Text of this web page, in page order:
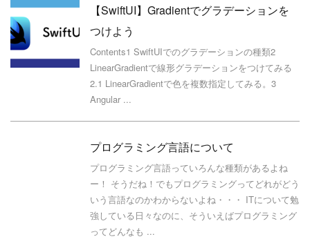
【SwiftUI】Gradientでグラデーションを
つけよう
Contents1 SwiftUIでのグラデーションの種類2
LinearGradientで線形グラデーションをつけてみる
2.1 LinearGradientで色を複数指定してみる。3
Angular ...
プログラミング言語について
プログラミング言語っていろんな種類があるよね
ー！ そうだね！でもプログラミングってどれがどう
いう言語なのかわからないよね・・・ ITについて勉
強している日々なのに、そういえばプログラミング
ってどんなも ...